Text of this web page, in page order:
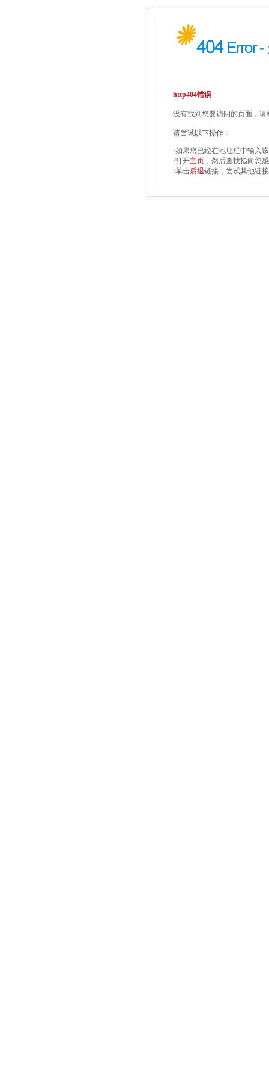
http404错误
没有找到您要访问的页面，
请尝试以下操作：
·如果您已经在地址栏中输入
·打开主页 ，然后查找指向您
·单击后退链接，尝试其他链